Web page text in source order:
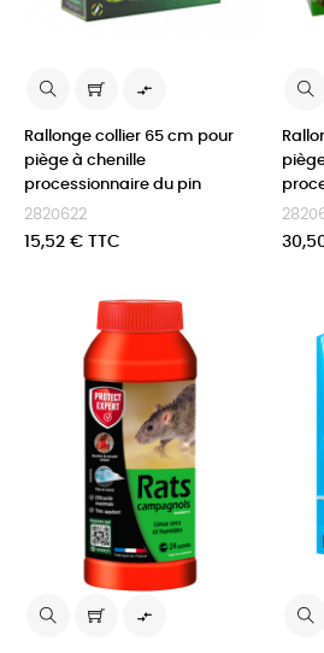

Rallonge collier 65 cm pour
piège à chenille
processionnaire du pin
2820622
Prix
15,52 € TTC Prix
